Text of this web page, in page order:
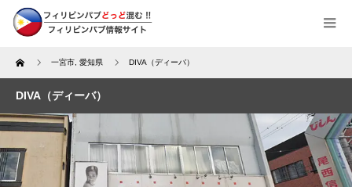
Home 一宮市 愛知県 DIVA（ディーバ）
DIVA（ディーバ）